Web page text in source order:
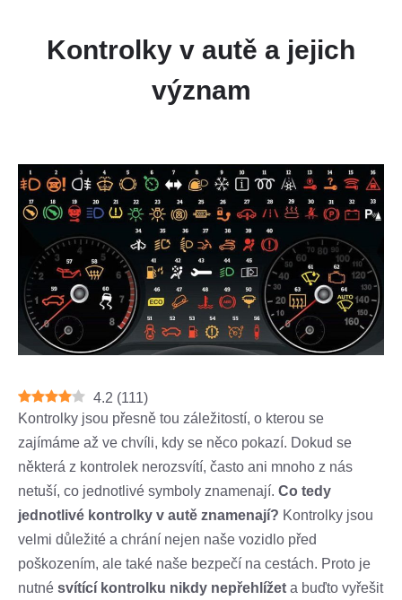
Kontrolky v autě a jejich
význam
4.2 (111)
Kontrolky jsou přesně tou záležitostí, o kterou se
zajímáme až ve chvíli, kdy se něco pokazí. Dokud se
některá z kontrolek nerozsvítí, často ani mnoho z nás
netuší, co jednotlivé symboly znamenají. Co tedy
jednotlivé kontrolky v autě znamenají? Kontrolky jsou
velmi důležité a chrání nejen naše vozidlo před
poškozením, ale také naše bezpečí na cestách. Proto je
nutné svítící kontrolku nikdy nepřehlížet a buďto vyřešit